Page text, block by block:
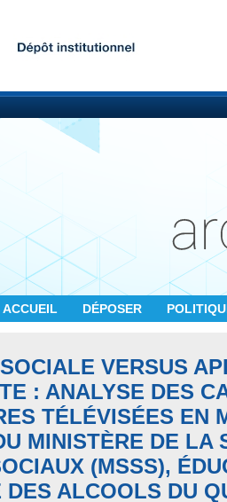
ACCUEIL DÉPOSER
VERSUS
: ANALYSE DES
TÉLÉVISÉES EN
MINISTÈRE DE LA
(MSSS),
DES ALCOOLS DU